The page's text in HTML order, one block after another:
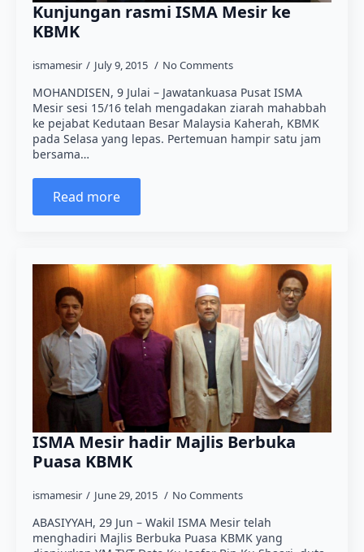
Kunjungan rasmi ISMA Mesir ke
KBMK
ismamesir July 9, 2015 No Comments
MOHANDISEN, 9 Julai – Jawatankuasa Pusat ISMA
Mesir sesi 15/16 telah mengadakan ziarah mahabbah
ke pejabat Kedutaan Besar Malaysia Kaherah, KBMK
pada Selasa yang lepas. Pertemuan hampir satu jam
bersama…
Read more
ISMA Mesir hadir Majlis Berbuka
Puasa KBMK
ismamesir June 29, 2015 No Comments
ABASIYYAH, 29 Jun – Wakil ISMA Mesir telah
menghadiri Majlis Berbuka Puasa KBMK yang